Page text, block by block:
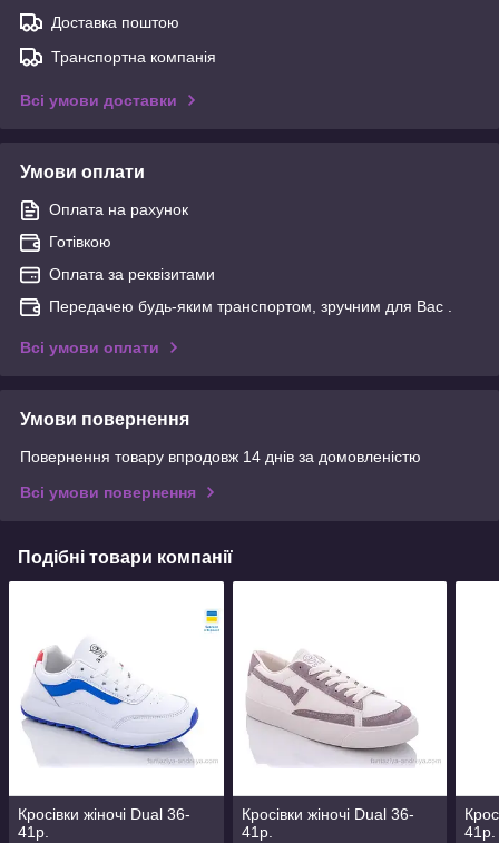
Доставка поштою
Транспортна компанія
Всі умови доставки
Умови оплати
Оплата на рахунок
Готівкою
Оплата за реквізитами
Передачею будь-яким транспортом, зручним для Вас .
Всі умови оплати
Умови повернення
Повернення товару впродовж 14 днів за домовленістю
Всі умови повернення
Подібні товари компанії
Кросівки жіночі Dual 36-
41р.
Кросівки жіночі Dual 36-
41р.
41р.